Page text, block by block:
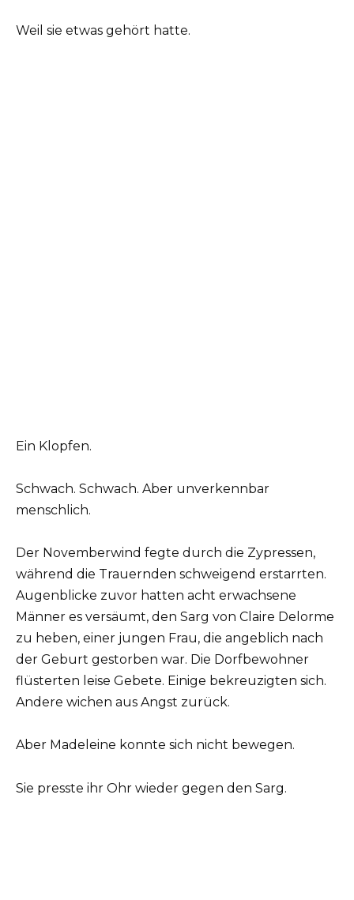
Weil sie etwas gehört hatte.
Ein Klopfen.
Schwach. Schwach. Aber unverkennbar
menschlich.
Der Novemberwind fegte durch die Zypressen,
während die Trauernden schweigend erstarrten.
Augenblicke zuvor hatten acht erwachsene
Männer es versäumt, den Sarg von Claire Delorme
zu heben, einer jungen Frau, die angeblich nach
der Geburt gestorben war. Die Dorfbewohner
flüsterten leise Gebete. Einige bekreuzigten sich.
Andere wichen aus Angst zurück.
Aber Madeleine konnte sich nicht bewegen.
Sie presste ihr Ohr wieder gegen den Sarg.